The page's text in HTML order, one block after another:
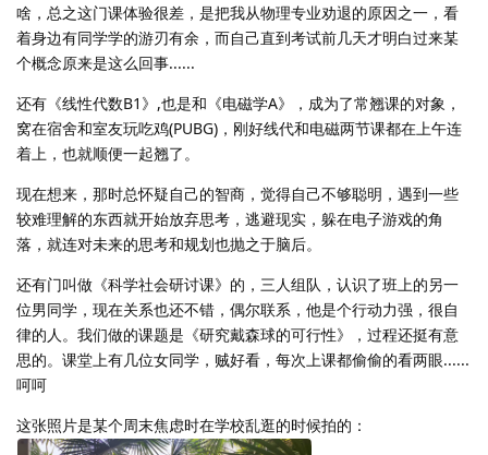
啥，总之这门课体验很差，是把我从物理专业劝退的原因之一，看
着身边有同学学的游刃有余，而自己直到考试前几天才明白过来某
个概念原来是这么回事......
还有《线性代数B1》,也是和《电磁学A》，成为了常翘课的对象，
窝在宿舍和室友玩吃鸡(PUBG)，刚好线代和电磁两节课都在上午连
着上，也就顺便一起翘了。
现在想来，那时总怀疑自己的智商，觉得自己不够聪明，遇到一些
较难理解的东西就开始放弃思考，逃避现实，躲在电子游戏的角
落，就连对未来的思考和规划也抛之于脑后。
还有门叫做《科学社会研讨课》的，三人组队，认识了班上的另一
位男同学，现在关系也还不错，偶尔联系，他是个行动力强，很自
律的人。我们做的课题是《研究戴森球的可行性》，过程还挺有意
思的。课堂上有几位女同学，贼好看，每次上课都偷偷的看两眼......
呵呵
这张照片是某个周末焦虑时在学校乱逛的时候拍的：